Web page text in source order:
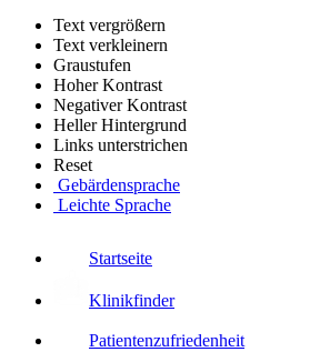
Text vergrößern
Text verkleinern
Graustufen
Hoher Kontrast
Negativer Kontrast
Heller Hintergrund
Links unterstrichen
Reset
Gebärdensprache
Leichte Sprache
Startseite
Klinikfinder
Patientenzufriedenheit